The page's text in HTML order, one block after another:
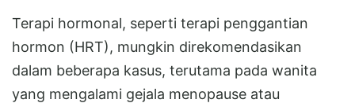
Terapi hormonal, seperti terapi penggantian
hormon (HRT), mungkin direkomendasikan
dalam beberapa kasus, terutama pada wanita
yang mengalami gejala menopause atau